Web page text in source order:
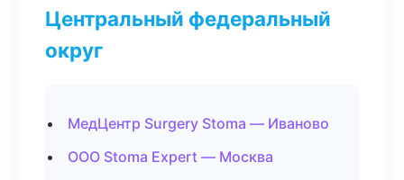
Центральный федеральный
округ
МедЦентр Surgery Stoma — Иваново
ООО Stoma Expert — Москва